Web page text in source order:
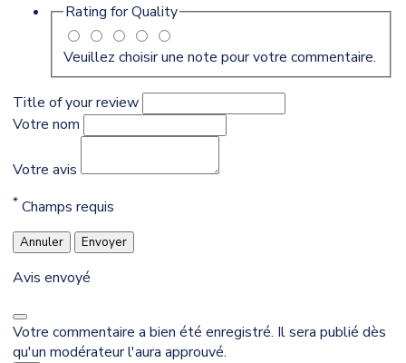
Rating forQuality
Veuillez choisir une note pour votre commentaire.
Title of your review
Votre nom
Votre avis
* Champs requis
Annuler Envoyer
Avis envoyé
Votre commentaire a bien été enregistré. Il sera publié dès
qu'un modérateur l'aura approuvé.